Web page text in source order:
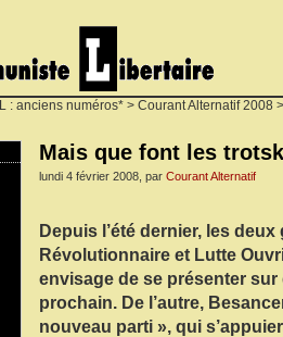
: anciens numéros* > Courant Alternatif 2008 >
Mais que font les
lundi 4 février 2008, par Courant Alternatif
Depuis l’été dernier, les
Révolutionnaire et Lutte
envisage de se présenter
prochain. De l’autre,
nouveau parti », qui